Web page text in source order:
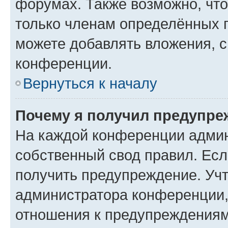
форумах. Также возможно,
только членам определённых
можете добавлять вложения,
конференции.
Вернуться к началу
Почему я получил
На каждой конференции
собственный свод правил.
получить предупреждение.
администратора
отношения к